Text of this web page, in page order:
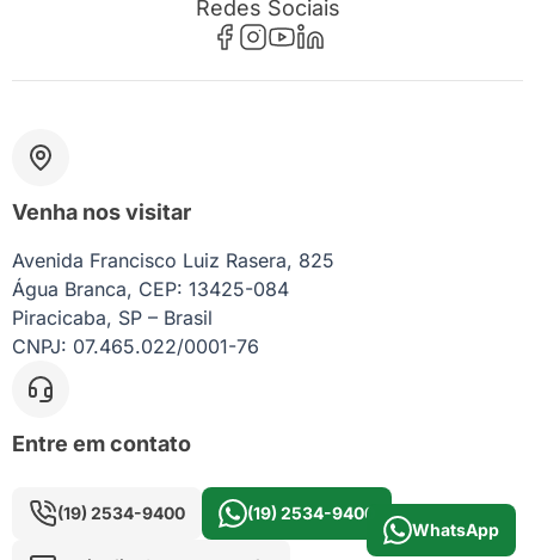
WhatsApp
Redes Sociais
Venha nos visitar
Avenida Francisco Luiz Rasera, 825
Água Branca, CEP: 13425-084
Piracicaba, SP – Brasil
CNPJ: 07.465.022/0001-76
Entre em contato
(19) 2534-9400 (19) 2534-9400